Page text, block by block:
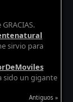
sirvio para
sido un gigante
Antiguos »